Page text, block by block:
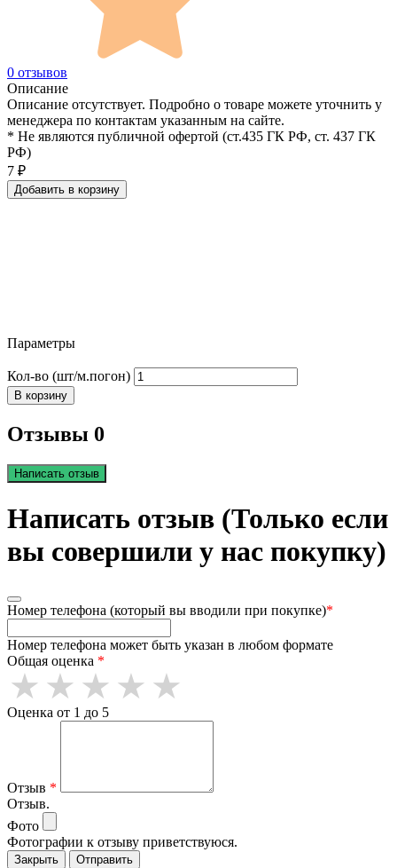
0 отзывов
Описание
Описание отсутствует. Подробно о товаре можете уточнить у
менеджера по контактам указанным на сайте.
* Не являются публичной офертой (ст.435 ГК РФ, cт. 437 ГК
РФ)
7 ₽
Добавить в корзину
Параметры
Кол-во (шт/м.погон)
В корзину
Отзывы 0
Написать отзыв
Написать отзыв (Только если
вы совершили у нас покупку)
Номер телефона (который вы вводили при покупке)*
Номер телефона может быть указан в любом формате
Общая оценка *
Оценка от 1 до 5
Отзыв *
Отзыв.
Фото
Фотографии к отзыву приветствуюся.
Закрыть Отправить